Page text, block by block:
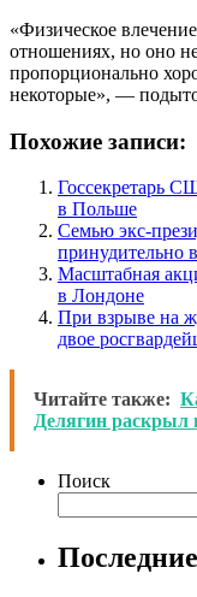
«Физическое
отношениях, но оно
пропорционально
некоторые», —
Похожие записи:
Госсекретарь
в Польше
Семью экс-
принудительно
Масштабная
в Лондоне
При взрыве на
двое
Читайте также:
Делягин раскрыл
Поиск